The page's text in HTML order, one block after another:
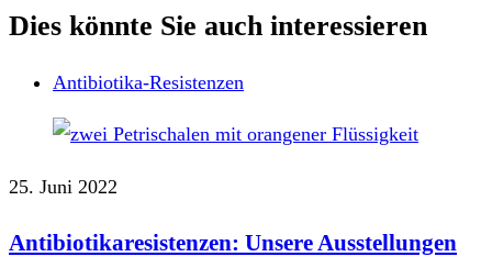
Dies könnte Sie auch interessieren
Antibiotika-Resistenzen
25. Juni 2022
Antibiotikaresistenzen: Unsere Ausstellungen